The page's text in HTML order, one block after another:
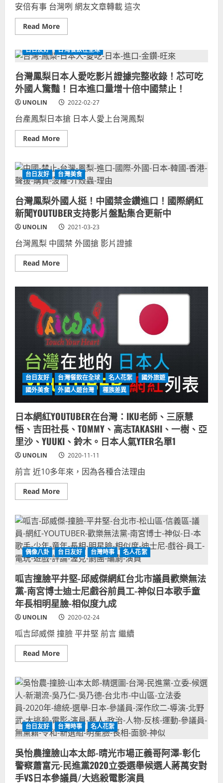
本
網
路
名
人
整
盤
點
錄！
安倍有事 台灣咧 網友文章轉載 這次
Read MoreRead
more
倍
晉
遇
刺
後
續
影
日
本
有
事
了，
呢？
前
首
相
暗
殺
連
台
關
係
未
來
(文
貼)
台日友好 台灣餐飲在全球
台灣鳳梨日本人愛吃影片證據完整收錄！芯可吃
外國人驚豔！日本進口量增十倍中國禁止！
UNOLIN 2022-02-27
台產鳳梨日本搶 日本人愛上台灣鳳梨
Read MoreRead
more
灣
鳳
梨
日
人
愛
吃
影
片
據
完
整
收
錄！
可
吃
外
國
人
驚
豔！
日
本
進
口
量
增
十
倍
中
國
禁
台日友好 台灣美食
台灣鳳梨外國人挺！中國禁金鑽進口！國際網紅
新聞YOUTUBER支持影片盤點集合更新中
UNOLIN 2021-03-23
台灣鳳梨 中國禁 外國搶 影片證據
Read MoreRead
more
灣
鳳
梨
外
國
人
挺！
中
國
禁
金
鑽
進
口！
國
際
網
新
聞
YOUTUBER
支
持
影
片
點
集
合
更
新
台日友好 台灣餐飲在全球 名人花絮
國外旅遊
國外美食
外國人遊台灣 種族差異
日本網紅YOUTUBER在台灣：IKU老師、三原慧
悟、吉田社長、TOMMY、高志TAKASHI、一樹、亞
里沙、YUUKI、鈴木。日本人氣YTER名單1
UNOLIN 2020-11-11
前言 近10多年來，因為各種合法理由
Read MoreRead
more
本
網
紅
YOUTUBER
在
台
灣：
老
師、
三
原
慧
悟、
吉
社
長、
TOMMY、
高
志
樹、
亞
里
沙、
YUUKI、
鈴
木。
日
本
氣
YTER
名
單
1
偶像八卦 台日友好 台灣時事 名人花絮
呱吉撞臉平井堅-邱威傑網紅台北市議員歡樂無法
黨-南宮博士迪士尼戲谷前員工-神似日本歌手童
年長相明星臉-相似度九成
UNOLIN 2020-02-24
呱吉邱威傑 撞臉 平井堅 前言 繼續
Read MoreRead
more
吉
撞
臉
平
井
堅-
邱
威
傑
紅
台
北
市
議
台日友好 台灣時事 名人花絮
吳怡農撞臉山本太郎-晴光市場正義哥阿澤-彰化
警察蕭富元-民進黨2020立委選舉候選人蔣萬安對
手VS日本參議員/大逃殺電影演員